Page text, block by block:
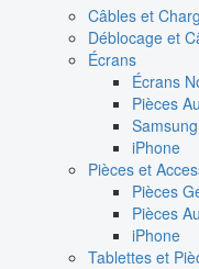
Câbles et
Déblocage et
Écrans
Écrans
Pièces
iPhone
Pièces et
Pièces
Pièces
iPhone
Tablettes et